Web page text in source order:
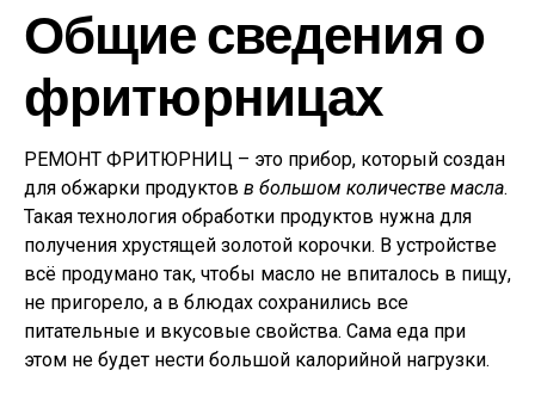
Общие сведения о
фритюрницах
РЕМОНТ ФРИТЮРНИЦ – это прибор, который создан
для обжарки продуктов в большом количестве масла.
Такая технология обработки продуктов нужна для
получения хрустящей золотой корочки. В устройстве
всё продумано так, чтобы масло не впиталось в пищу,
не пригорело, а в блюдах сохранились все
питательные и вкусовые свойства. Сама еда при
этом не будет нести большой калорийной нагрузки.